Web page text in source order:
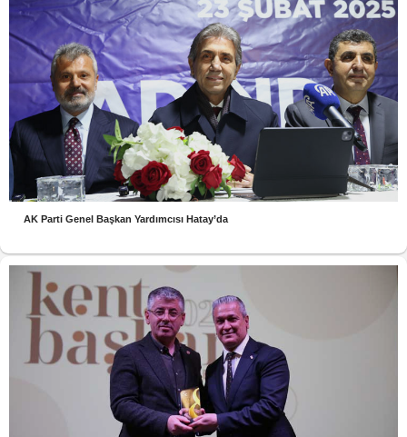
AK Parti Genel Başkan Yardımcısı Hatay’da